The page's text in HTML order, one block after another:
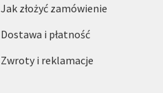
Jak złożyć zamówienie
Dostawa i płatność
Zwroty i reklamacje